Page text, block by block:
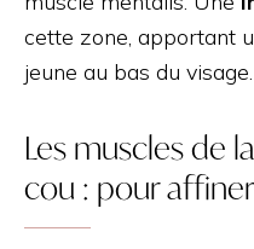
cette zone, apportant
jeune au bas du visage.
Les muscles de
cou : pour